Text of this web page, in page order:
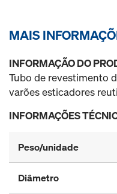
MAIS
INFORMAÇÃO DO
Tubo de revestimento
varões esticadores
INFORMAÇÕES
Peso/unidade
Diâmetro